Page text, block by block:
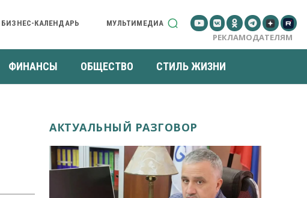
БИЗНЕС-КАЛЕНДАРЬ МУЛЬТИМЕДИА
РЕКЛАМОДАТЕЛЯМ
ФИНАНСЫ ОБЩЕСТВО СТИЛЬ ЖИЗНИ
АКТУАЛЬНЫЙ РАЗГОВОР